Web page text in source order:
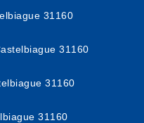
31160
31160
31160
31160